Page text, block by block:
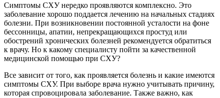
Симптомы СХУ нередко проявляются комплексно. Это
заболевание хорошо поддается лечению на начальных стадиях
болезни. При возникновении постоянной усталости на фоне
бессонницы, апатии, непрекращающихся простуд или
обострений хронических болезней рекомендуется обратиться
к врачу. Но к какому специалисту пойти за качественной
медицинской помощью при СХУ?
Все зависит от того, как проявляется болезнь и какие имеются
симптомы СХУ. При выборе врача нужно учитывать причину,
которая спровоцировала заболевание. Также важно, как